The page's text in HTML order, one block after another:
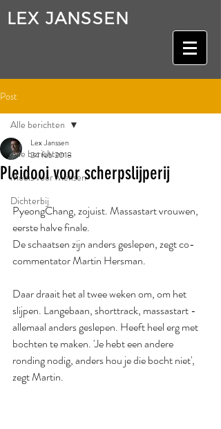
LEX JANSSEN
Post
Alle berichten
Moois voor Mensen
Dichterbij
Alle berichten
Pleidooi voor scherpslijperij
Lex Janssen
24 feb 2018
PyeongChang, zojuist. Massastart vrouwen,
eerste halve finale.
De schaatsen zijn anders geslepen, zegt co-
commentator Martin Hersman.
Daar draait het al twee weken om, om het
slijpen. Langebaan, shorttrack, massastart -
allemaal anders geslepen. Heeft heel erg met
bochten te maken. 'Je hebt een andere
ronding nodig, anders hou je die bocht niet',
zegt Martin.